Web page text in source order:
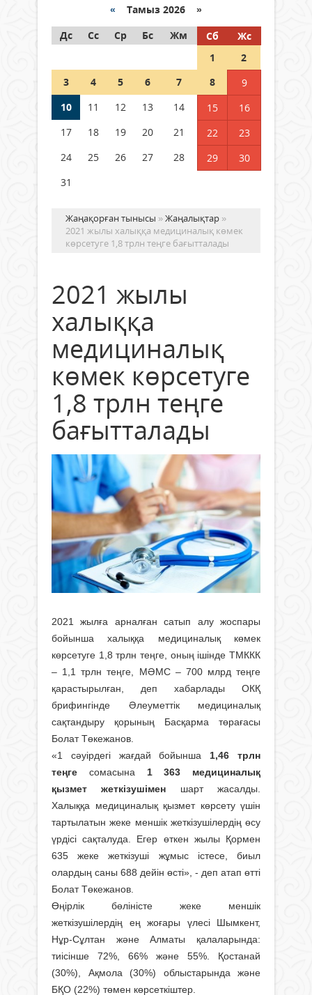
граждане Казахстана,
05 тамыз 2026 ж. 166
Шетелде жүрген Қазақстан
азаматтары қалай дауыс бере
05 тамыз 2026 ж.
« Тамыз 2026 »
Дс
Сс Ср Бс Жм Сб
Жс
1
2
3
4 5 6 7 8
9
10
11 12 13 14 15
16
17
18 19 20 21 22
23
24
25 26 27 28 29
30
31
Жаңақорған тынысы »Жаңалықтар »
2021 жылы халыққа медициналық көмек
көрсетуге 1,8 трлн теңге бағытталады
2021 жылы
халыққа
медициналық
көмек көрсетуге
1,8 трлн теңге
бағытталады
2021 жылға арналған сатып алу жоспары
бойынша халыққа медициналық көмек
көрсетуге 1,8 трлн теңге, оның ішінде ТМККК
– 1,1 трлн теңге, МӘМС – 700 млрд теңге
қарастырылған, деп хабарлады ОКҚ
брифингінде Әлеуметтік медициналық
сақтандыру қорының Басқарма төрағасы
Болат Төкежанов.
«1 сәуірдегі жағдай бойынша 1,46 трлн
теңге сомасына 1 363 медициналық
қызмет жеткізушімен шарт жасалды.
Халыққа медициналық қызмет көрсету үшін
тартылатын жеке меншік жеткізушілердің өсу
үрдісі сақталуда. Егер өткен жылы Қормен
635 жеке жеткізуші жұмыс істесе, биыл
олардың саны 688 дейін өсті», - деп атап өтті
Болат Төкежанов.
Өңірлік бөліністе жеке меншік
жеткізушілердің ең жоғары үлесі Шымкент,
Нұр-Сұлтан және Алматы қалаларында:
тиісінше 72%, 66% және 55%. Қостанай
(30%), Ақмола (30%) облыстарында және
БҚО (22%) төмен көрсеткіштер.